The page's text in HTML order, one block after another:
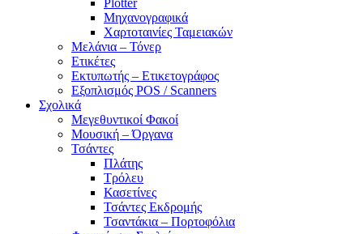
Μηχανογραφικά
Χαρτοταινίες Ταμειακών
Μελάνια – Τόνερ
Ετικέτες
Εκτυπωτής – Ετικετογράφος
Εξοπλισμός POS / Scanners
Σχολικά
Μεγεθυντικοί Φακοί
Μουσική – Όργανα
Τσάντες
Πλάτης
Τρόλευ
Κασετίνες
Τσάντες Εκδρομής
Τσαντάκια – Πορτοφόλια